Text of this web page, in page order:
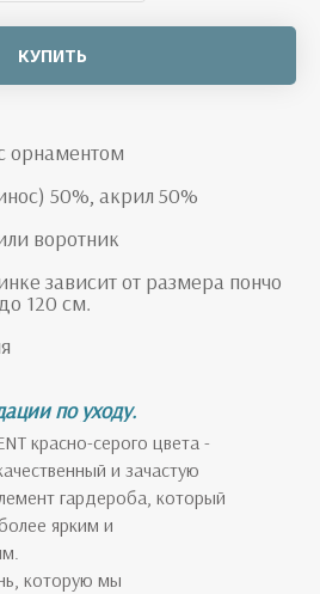
КУПИТЬ
орнаментом
50%, акрил 50%
воротник
зависит от размера пончо
120 см.
по уходу.
красно-серого цвета -
и зачастую
гардероба, который
ярким и
которую мы